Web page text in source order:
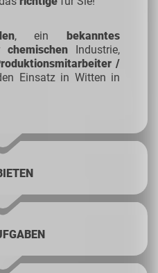
, ein bekanntes
chemischen Industrie,
/
Einsatz in Witten in